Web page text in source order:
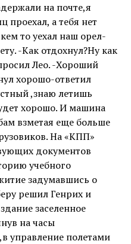
на почте,я
проехал, а тебя нет
то уехал наш орел-
-Как отдохнул?Ну как
Лео. -Хороший
хорошо-ответил
,знаю летишь
хорошо. И машина
взметая еще больше
На «КПП»
документов
учебного
задумавшись о
решил Генрих и
заселенное
на часы
управление полетами